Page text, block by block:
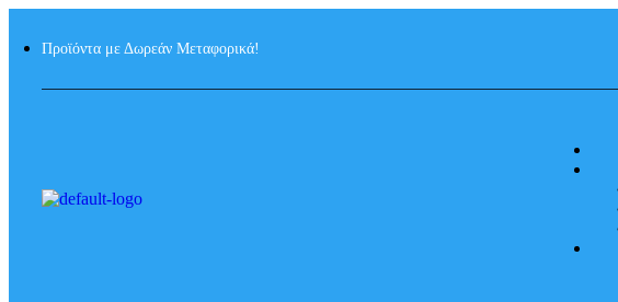
Προϊόντα με Δωρεάν Μεταφορικά!